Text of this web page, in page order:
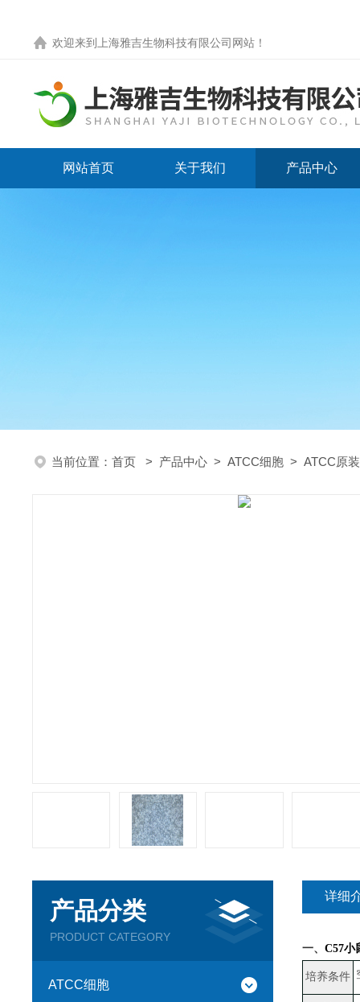
欢迎来到 上海雅吉生物科技有限公司网站 ！
网站首页 关于我们 产品中心
当前位置： 首页 > 产品中心 > ATCC细胞 > ATCC原
产品分类
PRODUCT CATEGORY
ATCC细胞
详细
一、 C57小
培养条件